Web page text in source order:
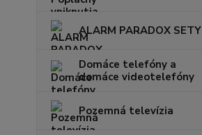
ALARM PARADOX SETY
Domáce telefóny a
domáce videotelefóny
Pozemná televízia